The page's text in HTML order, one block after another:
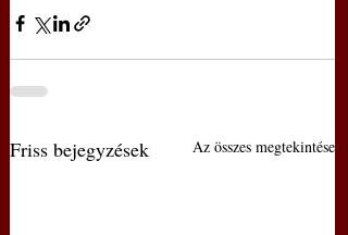
Friss bejegyzések Az összes megtekintése